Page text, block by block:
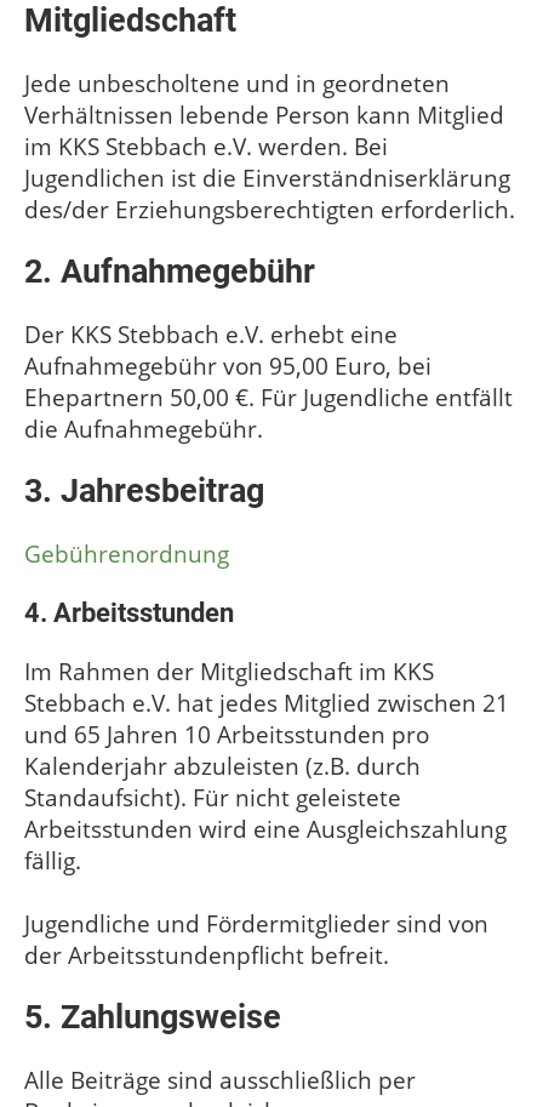
Mitgliedschaft
Jede unbescholtene und in geordneten
Verhältnissen lebende Person kann Mitglied
im KKS Stebbach e.V. werden. Bei
Jugendlichen ist die Einverständniserklärung
des/der Erziehungsberechtigten erforderlich.
2. Aufnahmegebühr
Der KKS Stebbach e.V. erhebt eine
Aufnahmegebühr von 95,00 Euro, bei
Ehepartnern 50,00 €. Für Jugendliche entfällt
die Aufnahmegebühr.
3. Jahresbeitrag
Gebührenordnung
4. Arbeitsstunden
Im Rahmen der Mitgliedschaft im KKS
Stebbach e.V. hat jedes Mitglied zwischen 21
und 65 Jahren 10 Arbeitsstunden pro
Kalenderjahr abzuleisten (z.B. durch
Standaufsicht). Für nicht geleistete
Arbeitsstunden wird eine Ausgleichszahlung
fällig.
Jugendliche und Fördermitglieder sind von
der Arbeitsstundenpflicht befreit.
5. Zahlungsweise
Alle Beiträge sind ausschließlich per